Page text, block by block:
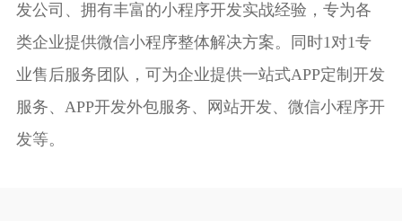
发公司 、拥有丰富的小程序开发实战经验，专为各
类企业提供微信小程序整体解决方案。同时1对1专
业售后服务团队，可为企业提供一站式APP定制开发
服务、APP开发外包服务、网站开发、微信小程序开
发等。